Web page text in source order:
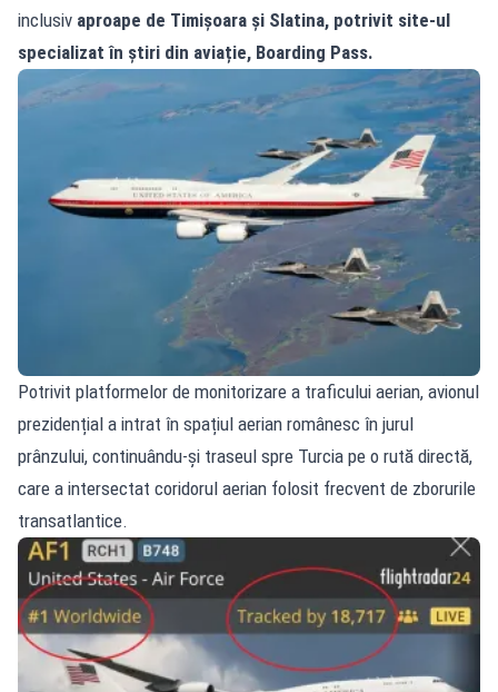
inclusiv aproape de Timișoara și Slatina, potrivit site-ul
specializat în știri din aviație, Boarding Pass.
Potrivit platformelor de monitorizare a traficului aerian, avionul
prezidențial a intrat în spațiul aerian românesc în jurul
prânzului, continuându‑și traseul spre Turcia pe o rută directă,
care a intersectat coridorul aerian folosit frecvent de zborurile
transatlantice.